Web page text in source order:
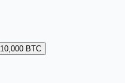
10,000 BTC